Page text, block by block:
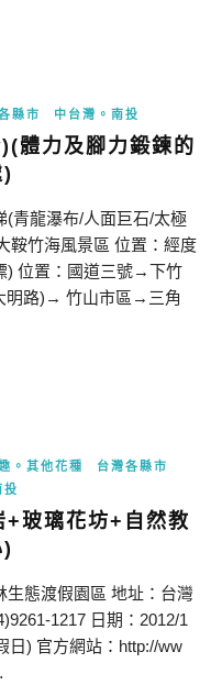
縣市 中台灣。南投
體力及腳力鍛鍊的
龍瀑布/人面巨石/太極
鞍竹海風景區 位置：經度
標) 位置：國道三號→下竹
明路)→ 竹山市區→三角
。其他花種
台灣各縣市
投
玻璃花坊+自然教
態渡假園區 地址：台灣
1217 日期：2012/1
日) 官方網站：http://ww